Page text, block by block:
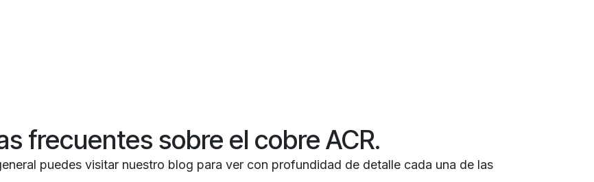
frecuentes sobre el cobre ACR.
puedes visitar nuestro blog para ver con profundidad de detalle cada una de las